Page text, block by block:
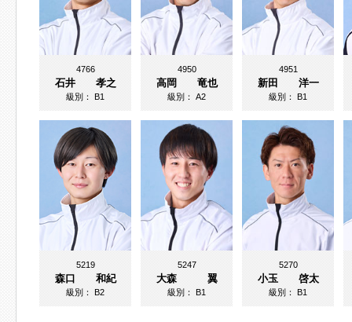
4766
石井 孝之
級別：B1
4950
高岡 竜也
級別：A2
4951
新田 洋一
級別：B1
5219
森口 和紀
級別：B2
5247
大森 翼
級別：B1
5270
小玉 啓太
級別：B1